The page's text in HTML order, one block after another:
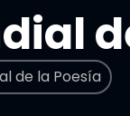
de la Poesía